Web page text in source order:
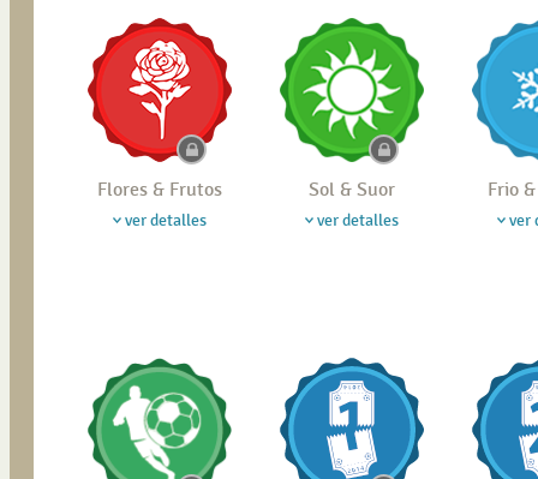
Flores & Frutos
ver detalles
Sol & Suor
ver detalles
Frio
ver